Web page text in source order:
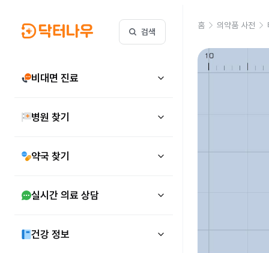
검색
비대면 진료
병원 찾기
약국 찾기
실시간 의료 상담
건강 정보
홈 의약품 사전